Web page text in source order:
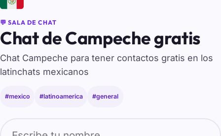
💬 SALA DE CHAT
Chat de Campeche gratis
Chat Campeche para tener contactos gratis en los
latinchats mexicanos
#mexico #latinoamerica #general